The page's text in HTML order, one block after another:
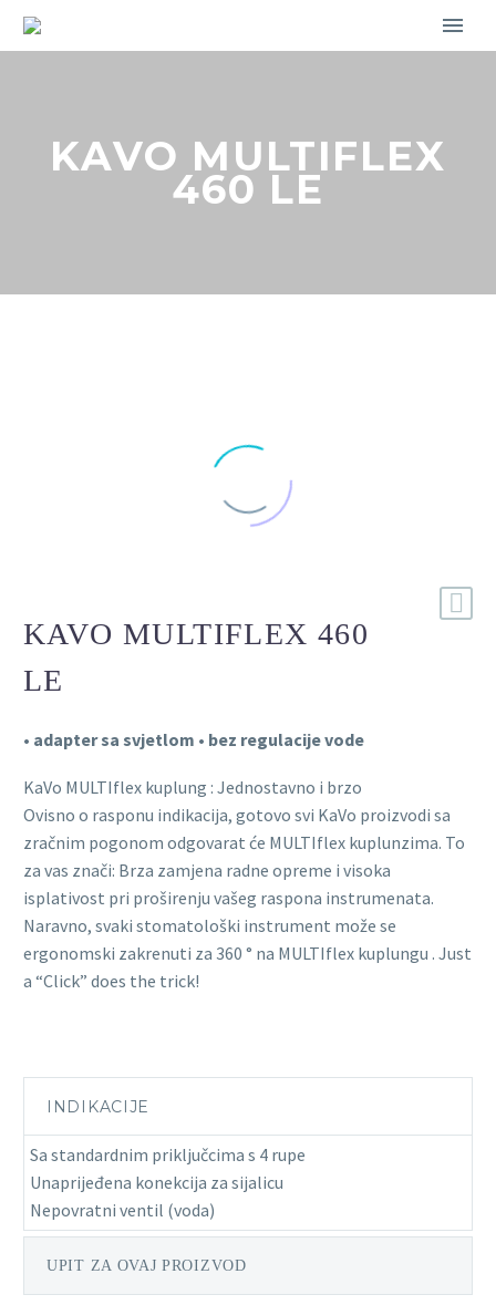
KAVO MULTIFLEX
460 LE
KAVO MULTIFLEX 460
LE
• adapter sa svjetlom • bez regulacije vode
KaVo MULTIflex kuplung : Jednostavno i brzo
Ovisno o rasponu indikacija, gotovo svi KaVo proizvodi sa
zračnim pogonom odgovarat će MULTIflex kuplunzima. To
za vas znači: Brza zamjena radne opreme i visoka
isplativost pri proširenju vašeg raspona instrumenata.
Naravno, svaki stomatološki instrument može se
ergonomski zakrenuti za 360 ° na MULTIflex kuplungu . Just
a “Click” does the trick!
INDIKACIJE
Sa standardnim priključcima s 4 rupe
Unaprijeđena konekcija za sijalicu
Nepovratni ventil (voda)
UPIT ZA OVAJ PROIZVOD